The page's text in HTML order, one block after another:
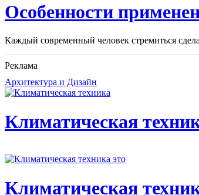
Особенности
Каждый современный человек стремиться
Реклама
Архитектура и Дизайн
Климатическая
Климатическая